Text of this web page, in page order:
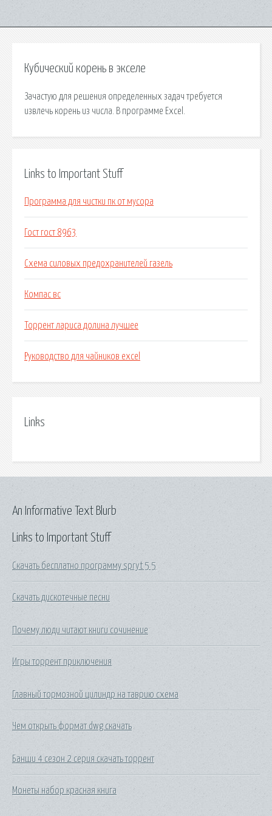
Кубический корень в экселе
Зачастую для решения определенных задач требуется
извлечь корень из числа. В программе Excel.
Links to Important Stuff
Программа для чистки пк от мусора
Гост гост 8963
Схема силовых предохранителей газель
Компас вс
Торрент лариса долина лучшее
Руководство для чайников excel
Links
Links to Important Stuff
Скачать бесплатно программу spryt 5 5
Скачать дискотечные песни
Почему люди читают книги сочинение
Игры торрент приключения
Главный тормозной цилиндр на таврию схема
Чем открыть формат dwg скачать
Банши 4 сезон 2 серия скачать торрент
Монеты набор красная книга
An Informative Text Blurb